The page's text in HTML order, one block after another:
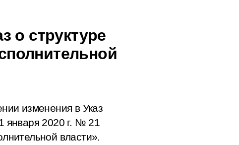
о структуре
изменения в Указ
января 2020 г. № 21
власти».